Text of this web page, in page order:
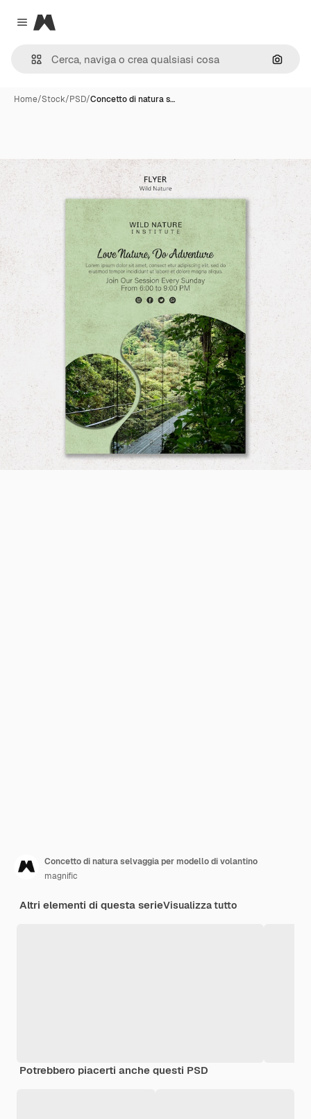
Close menu
Magnific
Cerca
Home/Stock/PSD/Concetto di natura s…
Concetto di natura selvaggia per modello di volantino
magnific
Altri elementi di questa serieVisualizza tutto
Potrebbero piacerti anche questi PSD